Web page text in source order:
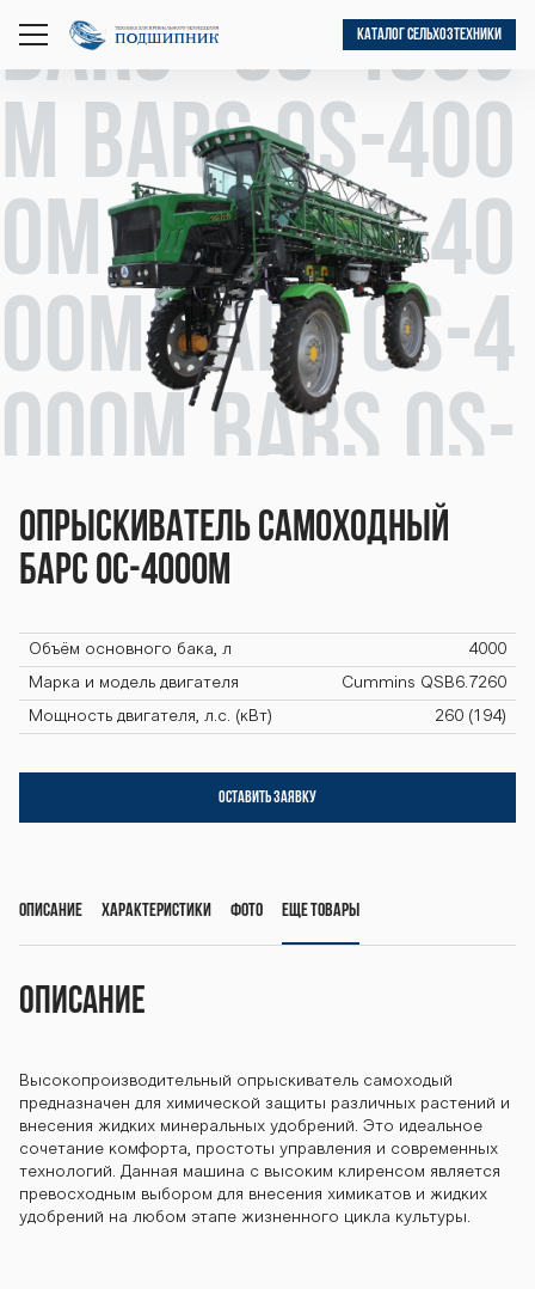
открыть
меню
КАТАЛОГ СЕЛЬХОЗТЕХНИКИ
BARS OS-4000
М BARS OS-400
0М BARS OS-40
00М BARS OS-4
000М BARS OS-
4000М BARS O
S-4000М BARS
OS-4000М BAR
S OS-4000М BA
RS OS-4000М B
ARS OS-4000М
BARS OS-4000
М BARS OS-400
Опрыскиватель самоходный
Барс ОС-4000М
Объём основного бака, л 4000
Марка и модель двигателя Cummins QSB6.7260
Мощность двигателя, л.с. (кВт) 260 (194)
ОСТАВИТЬ ЗАЯВКУ
Описание Характеристики Фото Еще товары
Описание
Высокопроизводительный опрыскиватель самоходый
предназначен для химической защиты различных растений и
внесения жидких минеральных удобрений. Это идеальное
сочетание комфорта, простоты управления и современных
технологий. Данная машина c высоким клиренсом является
превосходным выбором для внесения химикатов и жидких
удобрений на любом этапе жизненного цикла культуры.